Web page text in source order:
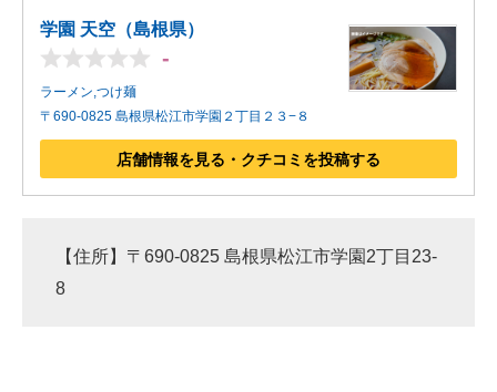
進化するPCとデバイスの未来
好きが集まる 比べて選べる
AI活用のいまが分かる
学園 天空（島根県）
-
ラーメン,つけ麺
〒690-0825 島根県松江市学園２丁目２３−８
店舗情報を見る・クチコミを投稿する
【住所】〒690-0825 島根県松江市学園2丁目23-
8